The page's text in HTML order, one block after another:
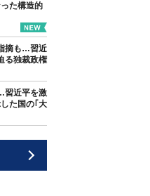
た構造的
摘も…習近
る独裁政権
習近平を激
た国の｢大